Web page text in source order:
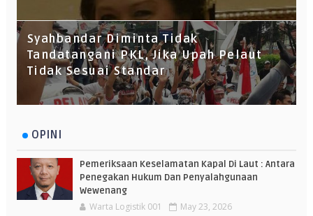
Syahbandar Diminta Tidak
Tandatangani PKL, Jika Upah Pelaut
Tidak Sesuai Standar
OPINI
Pemeriksaan Keselamatan Kapal Di Laut : Antara
Penegakan Hukum Dan Penyalahgunaan
Wewenang
Warta Logistik 001 May 23, 2026